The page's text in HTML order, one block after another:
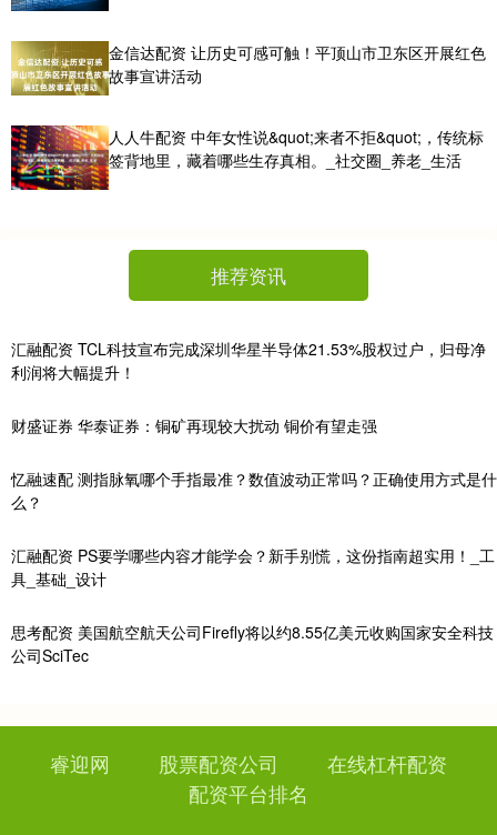
金信达配资 让历史可感可触！平顶山市卫东区开展红色
故事宣讲活动
人人牛配资 中年女性说&quot;来者不拒&quot;，传统标
签背地里，藏着哪些生存真相。_社交圈_养老_生活
推荐资讯
汇融配资 TCL科技宣布完成深圳华星半导体21.53%股权过户，归母净
利润将大幅提升！
财盛证券 华泰证券：铜矿再现较大扰动 铜价有望走强
忆融速配 测指脉氧哪个手指最准？数值波动正常吗？正确使用方式是什
么？
汇融配资 PS要学哪些内容才能学会？新手别慌，这份指南超实用！_工
具_基础_设计
思考配资 美国航空航天公司Firefly将以约8.55亿美元收购国家安全科技
公司SciTec
睿迎网 股票配资公司
在线杠杆配资
配资平台排名